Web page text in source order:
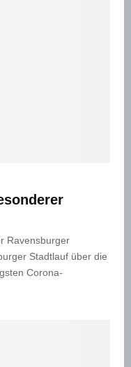
Ravensburger
Stadtlauf über die
Corona-